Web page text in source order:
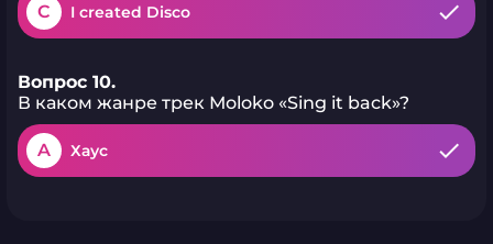
C I created Disco
Вопрос 10.
В каком жанре трек Моloko «Sing it back»?
A Хаус